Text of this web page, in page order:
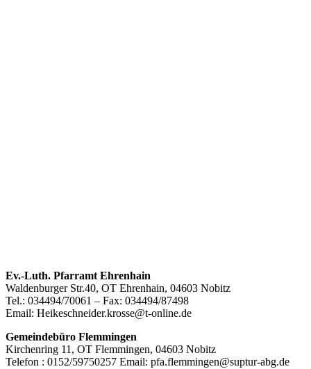
Footer
Inhalt
Ev.-Luth. Pfarramt Ehrenhain
Waldenburger Str.40, OT Ehrenhain, 04603 Nobitz
Tel.: 034494/70061 – Fax: 034494/87498
Email: Heikeschneider.krosse@t-online.de
Gemeindebüro Flemmingen
Kirchenring 11, OT Flemmingen, 04603 Nobitz
Telefon : 0152/59750257 Email: pfa.flemmingen@suptur-abg.de